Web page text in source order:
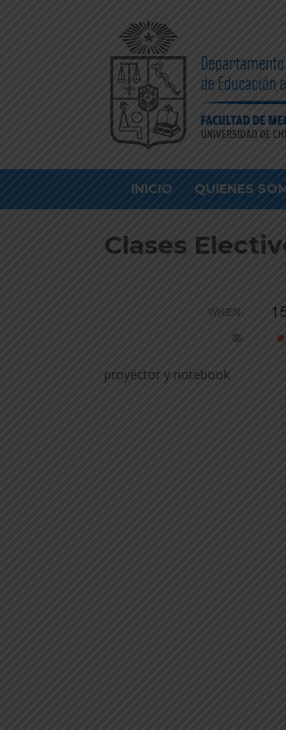
INICIO QUIENES
Clases
WHEN:
proyector y notebook